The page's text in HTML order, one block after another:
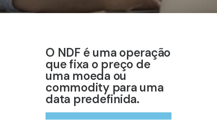
O NDF é uma operação
que fixa o preço de
uma moeda ou
commodity para uma
data predefinida.